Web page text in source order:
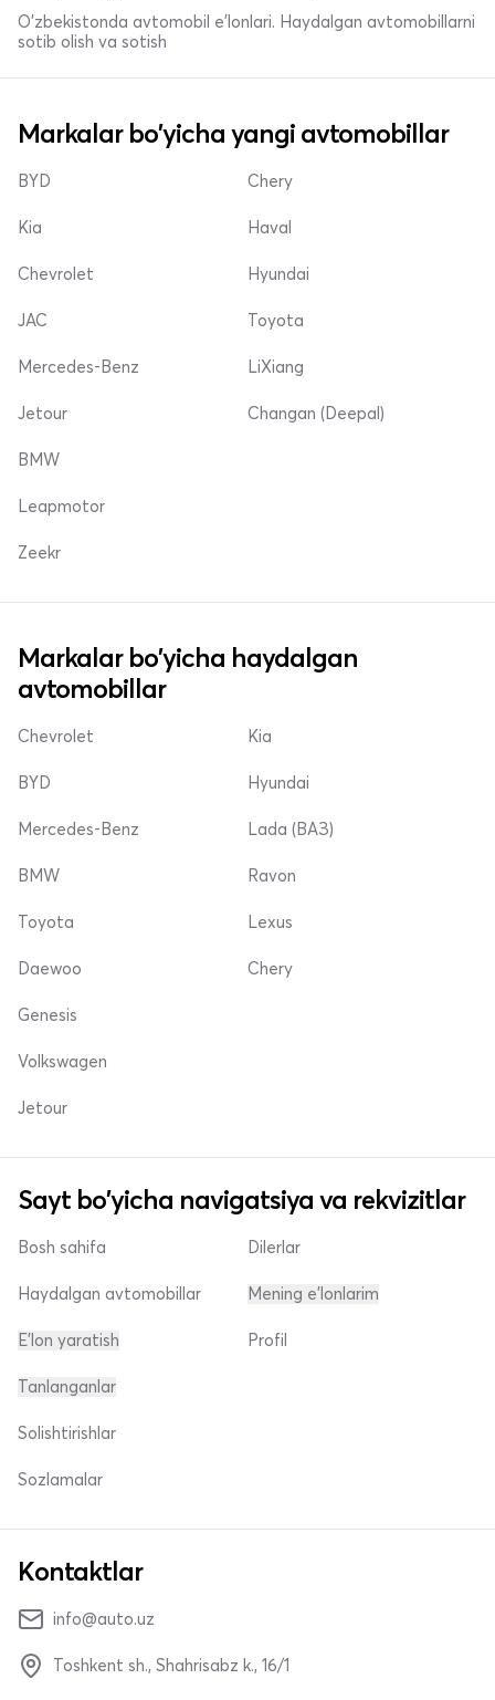
O'zbekistonda avtomobil e’lonlari. Haydalgan avtomobillarni
sotib olish va sotish
Markalar bo'yicha yangi avtomobillar
BYD
Kia
Chevrolet
Chery
Haval
Hyundai
JAC
Mercedes-Benz
Jetour
Toyota
LiXiang
Changan (Deepal)
BMW
Leapmotor
Zeekr
Markalar bo'yicha haydalgan
avtomobillar
Chevrolet
BYD
Mercedes-Benz
Kia
Hyundai
Lada (ВАЗ)
BMW
Toyota
Daewoo
Ravon
Lexus
Chery
Genesis
Volkswagen
Jetour
Sayt bo'yicha navigatsiya va rekvizitlar
Bosh sahifa
Haydalgan avtomobillar
E'lon yaratish
Dilerlar
Mening e'lonlarim
Profil
Tanlanganlar
Solishtirishlar
Sozlamalar
Kontaktlar
info@auto.uz
Toshkent sh., Shahrisabz k., 16/1